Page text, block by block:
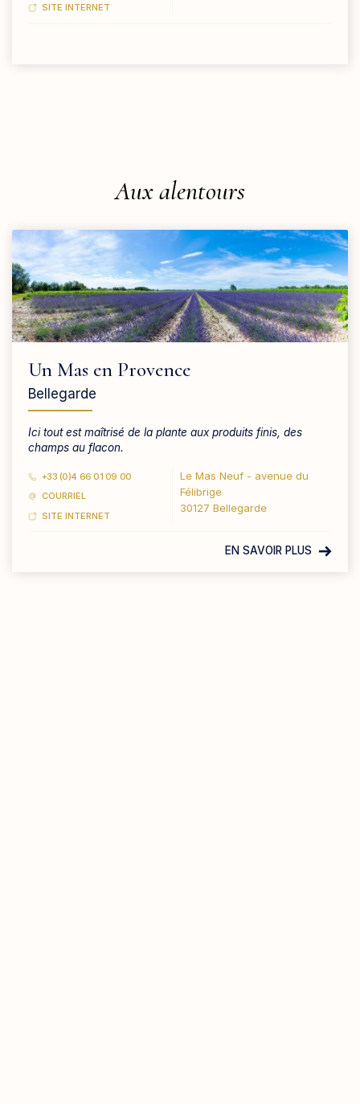
SITE INTERNET
Aux alentours
Un Mas en Provence
Bellegarde
Ici tout est maîtrisé de la plante aux produits finis, des
champs au flacon.
+33 (0)4 66 01 09 00
COURRIEL
SITE INTERNET
Le Mas Neuf - avenue du
Félibrige
30127 Bellegarde
EN SAVOIR PLUS